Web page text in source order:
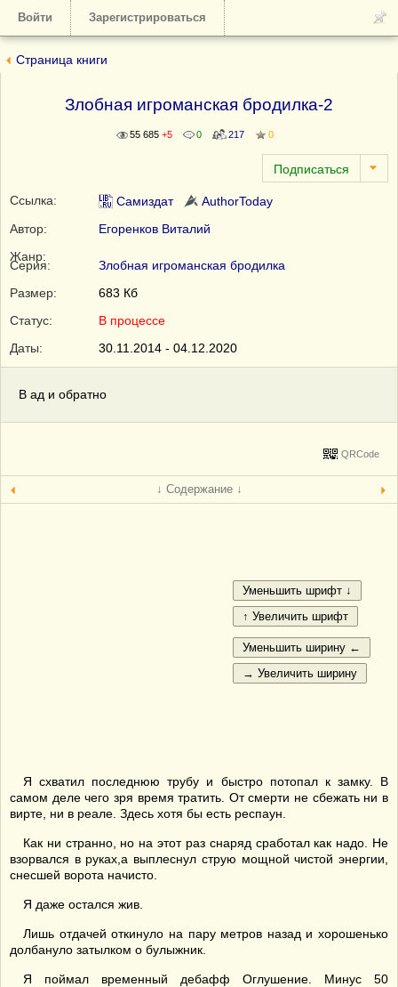
Войти Зарегистрироваться
Страница книги
Злобная игроманская бродилка-2
55 685 +5 0 217 0
Ссылка: Самиздат
AuthorToday
Автор:
Егоренков Виталий
Жанр:
Серия:
Злобная игроманская бродилка
Размер:
683 Кб
Статус:
В процессе
Даты:
30.11.2014 - 04.12.2020
В ад и обратно
QRCode
↓ Содержание ↓
Я схватил последнюю трубу и быстро потопал к замку. В
самом деле чего зря время тратить. От смерти не сбежать ни в
вирте, ни в реале. Здесь хотя бы есть респаун.
Как ни странно, но на этот раз снаряд сработал как надо. Не
взорвался в руках,а выплеснул струю мощной чистой энергии,
снесшей ворота начисто.
Я даже остался жив.
Лишь отдачей откинуло на пару метров назад и хорошенько
долбануло затылком о булыжник.
Я поймал временный дебафф Оглушение. Минус 50